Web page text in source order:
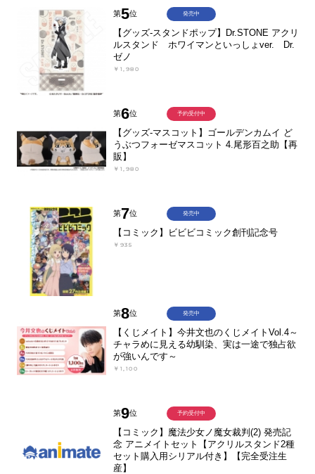
第5位
【グッズ-スタンドポップ】Dr.STONE アクリ
ルスタンド ホワイマンといっしょver. Dr.
ゼノ
￥1,980
発売中
第6位
【グッズ-マスコット】ゴールデンカムイ ど
うぶつフォーゼマスコット 4.尾形百之助【再
販】
￥1,980
予約受付中
第7位
【コミック】ビビビコミック創刊記念号
￥935
発売中
第8位
【くじメイト】今井文也のくじメイトVol.4～
チャラめに見える幼馴染、実は一途で独占欲
が強いんです～
￥1,100
発売中
第9位
【コミック】魔法少女ノ魔女裁判(2) 発売記
念 アニメイトセット【アクリルスタンド2種
セット購入用シリアル付き】【完全受注生
産】
予約受付中